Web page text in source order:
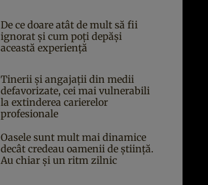
De ce doare atât de mult să fii
ignorat și cum poți depăși
această experiență
Tinerii și angajații din medii
defavorizate, cei mai vulnerabili
la extinderea carierelor
profesionale
Oasele sunt mult mai dinamice
decât credeau oamenii de știință.
Au chiar și un ritm zilnic